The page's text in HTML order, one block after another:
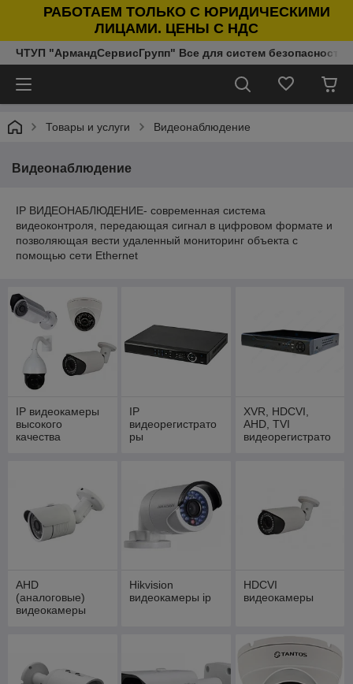
РАБОТАЕМ ТОЛЬКО С ЮРИДИЧЕСКИМИ
ЛИЦАМИ. ЦЕНЫ С НДС
ЧТУП "АрмандСервисГрупп" Все для систем безопасности
Товары и услуги Видеонаблюдение
Видеонаблюдение
IP ВИДЕОНАБЛЮДЕНИЕ- современная система
видеоконтроля, передающая сигнал в цифровом формате и
позволяющая вести удаленный мониторинг объекта с
помощью сети Ethernet
IP видеокамеры
высокого
качества
IP
видеорегистрато
ры
XVR, HDCVI,
AHD, TVI
видеорегистрато
AHD
(аналоговые)
видеокамеры
Hikvision
видеокамеры ip
HDCVI
видеокамеры